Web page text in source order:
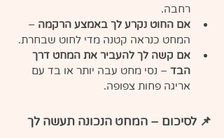
רחבה.
אם החוט נקרע לך באמצע הרקמה –
המחט כנראה קטנה מדי לחוט שבחרת.
אם קשה לך להעביר את המחט דרך
הבד – נסי מחט עבה יותר או בד עם
אריגה פחות צפופה.
📌 לסיכום – המחט הנכונה תעשה לך